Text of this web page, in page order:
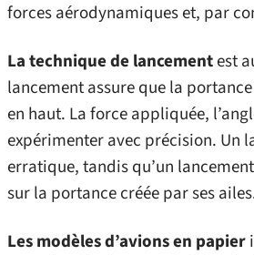
forces aérodynamiques et, par
La technique de lancementest
lancement assure que la
en haut. La force appliquée,
expérimenter avec précision. Un
erratique, tandis qu’un
sur la portance créée par ses
Les modèles d’avions en papier